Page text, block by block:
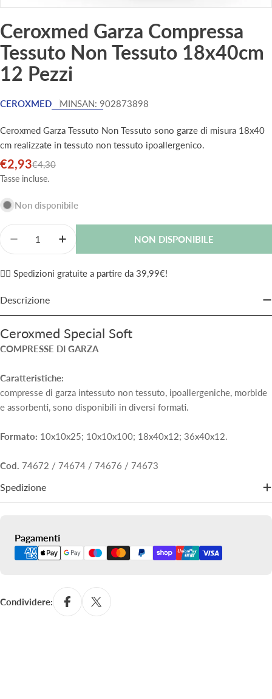
Ceroxmed Garza Compressa
Tessuto Non Tessuto 18x40cm
12 Pezzi
CEROXMED MINSAN: 902873898
Ceroxmed Garza Tessuto Non Tessuto sono garze di misura 18x40
cm realizzate in tessuto non tessuto ipoallergenico.
Prezzo
di
€2,93
Prezzo
normale
€4,30
Tasse incluse.
Non disponibile
Quantità
Diminuisci La Quantità Per Ceroxmed Garza
Aumenta La Quantità Per Ceroxmed
NON DISPONIBILE
✌🏼 Spedizioni gratuite a partire da 39,99€!
Descrizione
Ceroxmed Special Soft
COMPRESSE DI GARZA
Caratteristiche:
compresse di garza intessuto non tessuto, ipoallergeniche, morbide
e assorbenti, sono disponibili in diversi formati.
Formato: 10x10x25; 10x10x100; 18x40x12; 36x40x12.
Cod. 74672 / 74674 / 74676 / 74673
Spedizione
Pagamenti
Metodi
Condividere: